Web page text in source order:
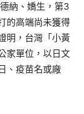
納、嬌生，第3
的高端尚未獲得
明，台灣「小黃
家單位，以日文
、疫苗名或廠